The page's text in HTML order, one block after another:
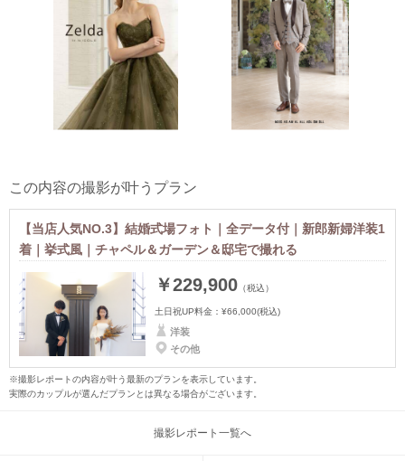
この内容の撮影が叶うプラン
【当店人気NO.3】結婚式場フォト｜全データ付｜新郎新婦洋装1
着｜挙式風｜チャペル＆ガーデン＆邸宅で撮れる
￥229,900 （税込）
土日祝UP料金： ¥66,000(税込)
洋装
その他
※撮影レポートの内容が叶う最新のプランを表示しています。
実際のカップルが選んだプランとは異なる場合がございます。
撮影レポート一覧へ